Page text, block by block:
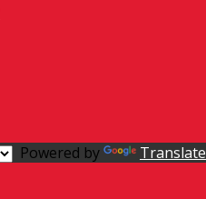
Powered by
Translate